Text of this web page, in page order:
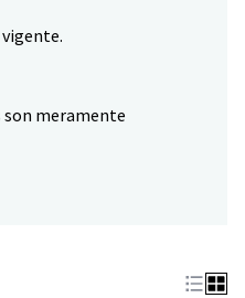
son meramente